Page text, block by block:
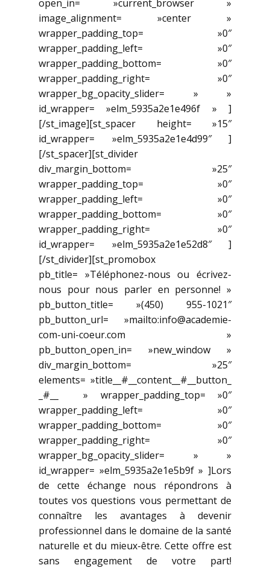
open_in= »current_browser »
image_alignment= »center »
wrapper_padding_top= »0″
wrapper_padding_left= »0″
wrapper_padding_bottom= »0″
wrapper_padding_right= »0″
wrapper_bg_opacity_slider= » »
id_wrapper= »elm_5935a2e1e496f » ]
[/st_image][st_spacer height= »15″
id_wrapper= »elm_5935a2e1e4d99″ ]
[/st_spacer][st_divider
div_margin_bottom= »25″
wrapper_padding_top= »0″
wrapper_padding_left= »0″
wrapper_padding_bottom= »0″
wrapper_padding_right= »0″
id_wrapper= »elm_5935a2e1e52d8″ ]
[/st_divider][st_promobox
pb_title= »Téléphonez-nous ou écrivez-
nous pour nous parler en personne! »
pb_button_title= »(450) 955-1021″
pb_button_url= »mailto:info@academie-
com-uni-coeur.com »
pb_button_open_in= »new_window »
div_margin_bottom= »25″
elements= »title__#__content__#__button_
_#__ » wrapper_padding_top= »0″
wrapper_padding_left= »0″
wrapper_padding_bottom= »0″
wrapper_padding_right= »0″
wrapper_bg_opacity_slider= » »
id_wrapper= »elm_5935a2e1e5b9f » ]Lors
de cette échange nous répondrons à
toutes vos questions vous permettant de
connaître les avantages à devenir
professionnel dans le domaine de la santé
naturelle et du mieux-être. Cette offre est
sans engagement de votre part!